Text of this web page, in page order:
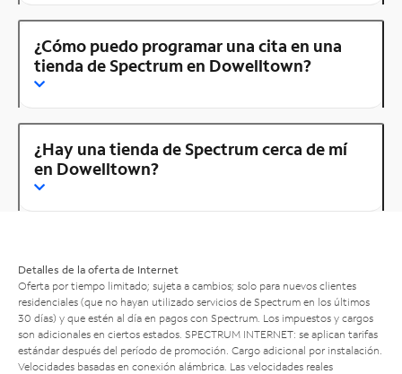
¿Cómo puedo programar una cita en una
tienda de Spectrum en Dowelltown?
¿Hay una tienda de Spectrum cerca de mí
en Dowelltown?
Detalles de la oferta de Internet
Oferta por tiempo limitado; sujeta a cambios; solo para nuevos clientes
residenciales (que no hayan utilizado servicios de Spectrum en los últimos
30 días) y que estén al día en pagos con Spectrum. Los impuestos y cargos
son adicionales en ciertos estados. SPECTRUM INTERNET: se aplican tarifas
estándar después del período de promoción. Cargo adicional por instalación.
Velocidades basadas en conexión alámbrica. Las velocidades reales